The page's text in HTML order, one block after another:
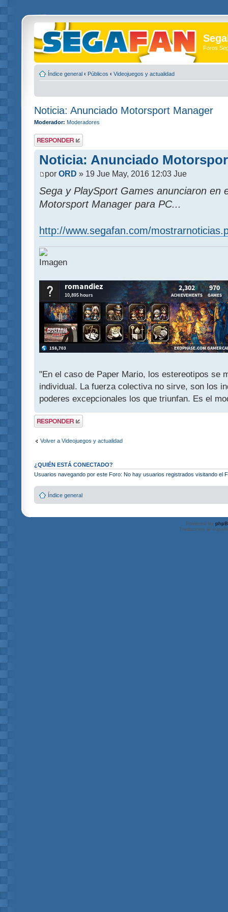
Foros
Índice general ‹ Públicos ‹ Videojuegos y actualidad
Noticia: Anunciado Motorsport Manager
Moderador: Moderadores
Publicar una
respuesta
Noticia: Anunciado
por ORD » 19 Jue May, 2016 12:03 Jue
Sega y PlaySport Games anunciaron en
Motorsport Manager para PC...
http://www.segafan.com/
"En el caso de Paper Mario, los estereotipos se
individual. La fuerza colectiva no sirve, son los
poderes excepcionales los que triunfan. Es el
Publicar una
respuesta
Volver a Videojuegos y actualidad
¿QUIÉN ESTÁ CONECTADO?
Usuarios navegando por este Foro: No hay usuarios registrados visitando el
Índice general
Powered by
Traducción al